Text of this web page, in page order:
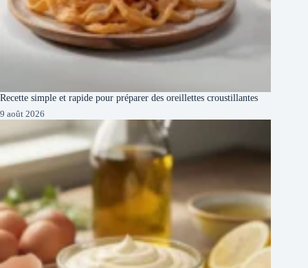
Recette simple et rapide pour préparer des oreillettes croustillantes
9 août 2026